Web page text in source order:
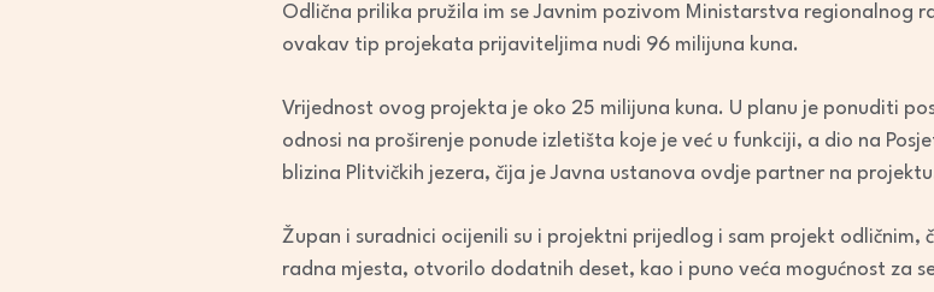
Odlična prilika pružila im se Javnim pozivom Ministarstva regionalnog
ovakav tip projekata prijaviteljima nudi 96 milijuna kuna.
Vrijednost ovog projekta je oko 25 milijuna kuna. U planu je ponuditi
odnosi na proširenje ponude izletišta koje je već u funkciji, a dio na
blizina Plitvičkih jezera, čija je Javna ustanova ovdje partner na
Župan i suradnici ocijenili su i projektni prijedlog i sam projekt odličnim,
radna mjesta, otvorilo dodatnih deset, kao i puno veća mogućnost za